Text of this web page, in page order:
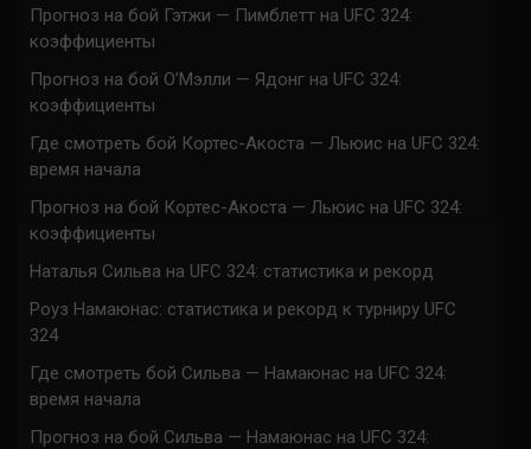
Прогноз на бой Гэтжи — Пимблетт на UFC 324:
коэффициенты
Прогноз на бой О’Мэлли — Ядонг на UFC 324:
коэффициенты
Где смотреть бой Кортес-Акоста — Льюис на UFC 324:
время начала
Прогноз на бой Кортес-Акоста — Льюис на UFC 324:
коэффициенты
Наталья Сильва на UFC 324: статистика и рекорд
Роуз Намаюнас: статистика и рекорд к турниру UFC
324
Где смотреть бой Сильва — Намаюнас на UFC 324:
время начала
Прогноз на бой Сильва — Намаюнас на UFC 324: